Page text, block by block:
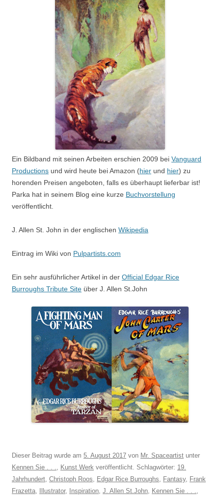
Ein Bildband mit seinen Arbeiten erschien 2009 bei Vanguard
Productions und wird heute bei Amazon (hier und hier) zu
horenden Preisen angeboten, falls es überhaupt lieferbar ist!
Parka hat in seinem Blog eine kurze Buchvorstellung
veröffentlicht.
J. Allen St. John in der englischen Wikipedia
Eintrag im Wiki von Pulpartists.com
Ein sehr ausführlicher Artikel in der Official Edgar Rice
Burroughs Tribute Site über J. Allen St.John
Dieser Beitrag wurde am 5. August 2017 von Mr. Spaceartist unter
Kennen Sie . . ., Kunst Werk veröffentlicht. Schlagwörter: 19.
Jahrhundert, Christoph Roos, Edgar Rice Burroughs, Fantasy, Frank
Frazetta, Illustrator, Inspiration, J. Allen St.John, Kennen Sie . . .,